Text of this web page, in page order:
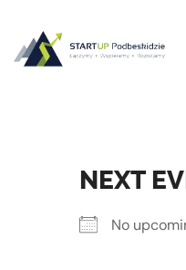
NEXT
No